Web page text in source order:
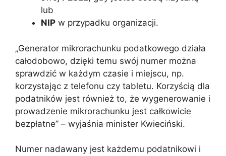
lub
NIP w przypadku organizacji.
„Generator mikrorachunku podatkowego działa
całodobowo, dzięki temu swój numer można
sprawdzić w każdym czasie i miejscu, np.
korzystając z telefonu czy tabletu. Korzyścią dla
podatników jest również to, że wygenerowanie i
prowadzenie mikrorachunku jest całkowicie
bezpłatne” – wyjaśnia minister Kwieciński.
Numer nadawany jest każdemu podatnikowi i